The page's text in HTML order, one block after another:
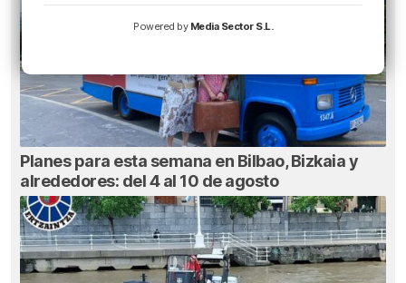
Planes para esta semana en Bilbao, Bizkaia y
alrededores: del 4 al 10 de agosto
Powered by Media Sector S.L.